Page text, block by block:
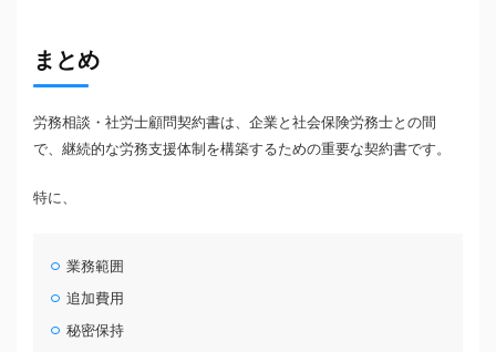
まとめ
労務相談・社労士顧問契約書は、企業と社会保険労務士との間
で、継続的な労務支援体制を構築するための重要な契約書です。
特に、
業務範囲
追加費用
秘密保持